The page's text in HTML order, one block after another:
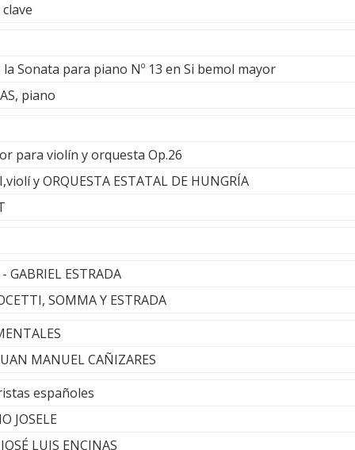
Sonata para piano Nº 13 en Si bemol mayor
piano
para violín y orquesta Op.26
y ORQUESTA ESTATAL DE HUNGRÍA
ESTRADA
SOMMA Y ESTRADA
MANUEL CAÑIZARES
españoles
JOSELE
LUIS ENCINAS